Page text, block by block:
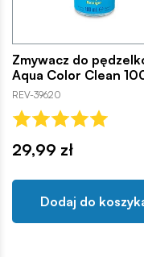
Zmywacz do
Aqua Color Clean
REV-39620
29,99 zł
Dodaj do